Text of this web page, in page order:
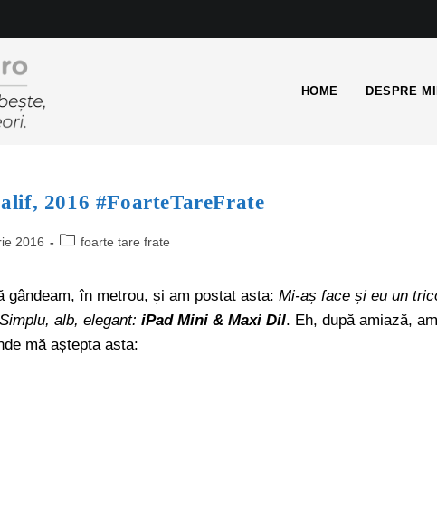
HOME DESPRE
2016 #FoarteTareFrate
2016 foarte tare frate
gândeam, în metrou, și am postat asta: Mi-aș face și eu un
alb, elegant: iPad Mini & Maxi Dil. Eh, după amiază,
mă aștepta asta: